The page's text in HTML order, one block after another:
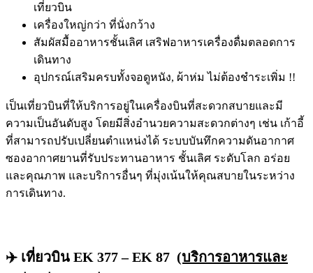
เที่ยวบิน
เครื่องใหญ่กว่า ที่นั่งกว้าง
สัมผัสมื้ออาหารชั้นเลิศ เสริฟอาหารเครื่องดื่มตลอดการ
เดินทาง
อุปกรณ์เสริมครบทั้งจอดูหนัง, ผ้าห่ม ไม่ต้องชําระเพิ่ม !!
เป็นเที่ยวบินที่ให้บริการอยู่ในเครื่องบินที่สะดวกสบายและมี
ความเป็นอันดับสูง โดยมีสิ่งอำนวยความสะดวกต่างๆ เช่น เก้าอี้
ที่สามารถปรับเปลี่ยนตำแหน่งได้ ระบบบันทึกความดันอากาศ
ซองอากาศยานที่รับประทานอาหาร ชั้นเลิศ ระดับโลก อร่อย
และคุณภาพ และบริการอื่นๆ ที่มุ่งเน้นให้คุณสบายในระหว่าง
การเดินทาง.
✈️ เที่ยวบิน EK 377 – EK 87 (บริการอาหารและ